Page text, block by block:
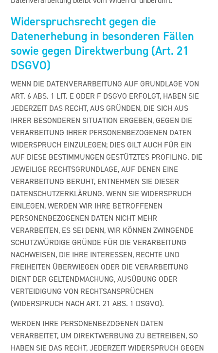
Widerspruchsrecht gegen die
Datenerhebung in besonderen Fällen
sowie gegen Direktwerbung (Art. 21
DSGVO)
WENN DIE DATENVERARBEITUNG AUF GRUNDLAGE VON
ART. 6 ABS. 1 LIT. E ODER F DSGVO ERFOLGT, HABEN SIE
JEDERZEIT DAS RECHT, AUS GRÜNDEN, DIE SICH AUS
IHRER BESONDEREN SITUATION ERGEBEN, GEGEN DIE
VERARBEITUNG IHRER PERSONENBEZOGENEN DATEN
WIDERSPRUCH EINZULEGEN; DIES GILT AUCH FÜR EIN
AUF DIESE BESTIMMUNGEN GESTÜTZTES PROFILING. DIE
JEWEILIGE RECHTSGRUNDLAGE, AUF DENEN EINE
VERARBEITUNG BERUHT, ENTNEHMEN SIE DIESER
DATENSCHUTZERKLÄRUNG. WENN SIE WIDERSPRUCH
EINLEGEN, WERDEN WIR IHRE BETROFFENEN
PERSONENBEZOGENEN DATEN NICHT MEHR
VERARBEITEN, ES SEI DENN, WIR KÖNNEN ZWINGENDE
SCHUTZWÜRDIGE GRÜNDE FÜR DIE VERARBEITUNG
NACHWEISEN, DIE IHRE INTERESSEN, RECHTE UND
FREIHEITEN ÜBERWIEGEN ODER DIE VERARBEITUNG
DIENT DER GELTENDMACHUNG, AUSÜBUNG ODER
VERTEIDIGUNG VON RECHTSANSPRÜCHEN
(WIDERSPRUCH NACH ART. 21 ABS. 1 DSGVO).
WERDEN IHRE PERSONENBEZOGENEN DATEN
VERARBEITET, UM DIREKTWERBUNG ZU BETREIBEN, SO
HABEN SIE DAS RECHT, JEDERZEIT WIDERSPRUCH GEGEN